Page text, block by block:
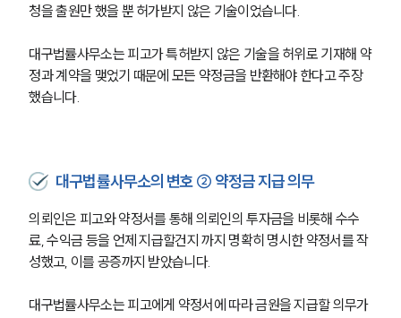
청을 출원만 했을 뿐 허가받지 않은 기술이었습니다.
대구법률사무소는 피고가 특허받지 않은 기술을 허위로 기재해 약
정과 계약을 맺었기 때문에 모든 약정금을 반환해야 한다고 주장
했습니다.
대구법률사무소의 변호 ② 약정금 지급 의무
의뢰인은 피고와 약정서를 통해 의뢰인의 투자금을 비롯해 수수
료, 수익금 등을 언제 지급할건지 까지 명확히 명시한 약정서를 작
성했고, 이를 공증까지 받았습니다.
대구법률사무소는 피고에게 약정서에 따라 금원을 지급할 의무가